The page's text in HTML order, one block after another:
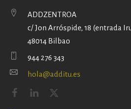
ADDZENTROA
c/ Jon Arróspide, 18 (entrada
48014 Bilbao
944 276 343
hola@additu.es